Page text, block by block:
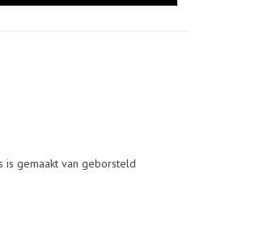
is gemaakt van geborsteld